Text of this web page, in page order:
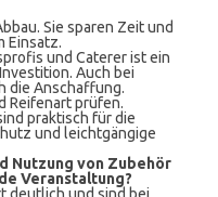
Sie sparen Zeit und
Einsatz.
und Caterer ist ein
Auch bei
die Anschaffung.
Reifenart prüfen.
praktisch für die
und leichtgängige
Nutzung von Zubehör
Veranstaltung?